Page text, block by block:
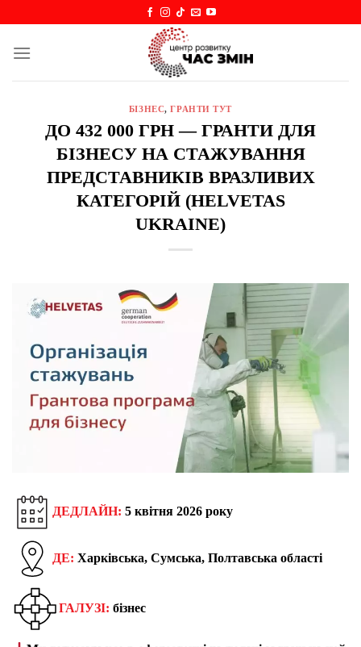
content
БІЗНЕС,ГРАНТИ ТУТ
ДО 432 000 ГРН — ГРАНТИ ДЛЯ
БІЗНЕСУ НА СТАЖУВАННЯ
ПРЕДСТАВНИКІВ ВРАЗЛИВИХ
КАТЕГОРІЙ (HELVETAS
UKRAINE)
ДЕДЛАЙН: 5 квітня 2026 року
ДЕ: Харківська, Сумська, Полтавська області
ГАЛУЗІ: бізнес